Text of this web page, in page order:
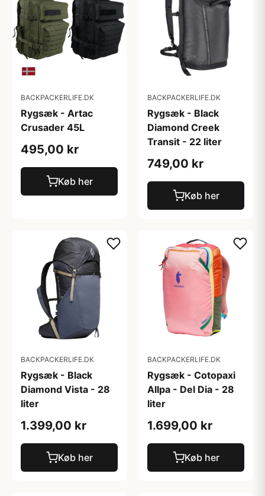
BACKPACKERLIFE.DK
Rygsæk - Artac
Crusader 45L
495,00 kr
Køb her
BACKPACKERLIFE.DK
Rygsæk - Black
Diamond Creek
Transit - 22 liter
749,00 kr
Køb her
BACKPACKERLIFE.DK
Rygsæk - Black
Diamond Vista - 28
liter
1.399,00 kr
Køb her
BACKPACKERLIFE.DK
Rygsæk - Cotopaxi
Allpa - Del Dia - 28
liter
1.699,00 kr
Køb her